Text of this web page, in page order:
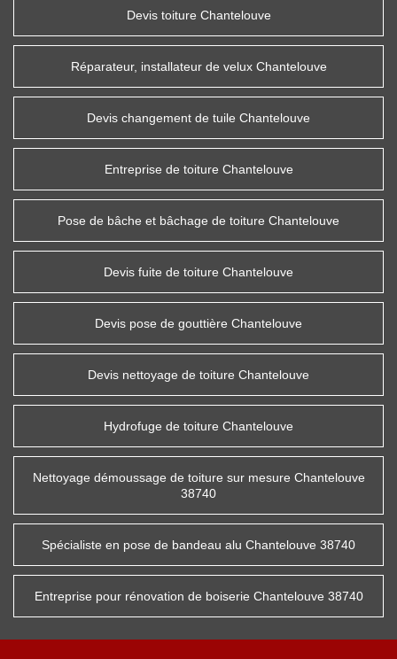
Devis toiture Chantelouve
Réparateur, installateur de velux Chantelouve
Devis changement de tuile Chantelouve
Entreprise de toiture Chantelouve
Pose de bâche et bâchage de toiture Chantelouve
Devis fuite de toiture Chantelouve
Devis pose de gouttière Chantelouve
Devis nettoyage de toiture Chantelouve
Hydrofuge de toiture Chantelouve
Nettoyage démoussage de toiture sur mesure Chantelouve
38740
Spécialiste en pose de bandeau alu Chantelouve 38740
Entreprise pour rénovation de boiserie Chantelouve 38740